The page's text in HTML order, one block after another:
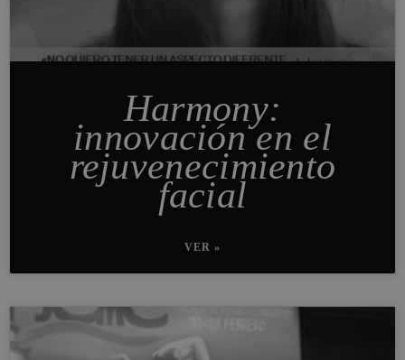
Harmony:
innovación en el
rejuvenecimiento
facial
VER »